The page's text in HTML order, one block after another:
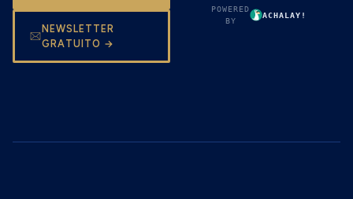
NEWSLETTER
GRATUITO →
POWERED
BY
ACHALAY!